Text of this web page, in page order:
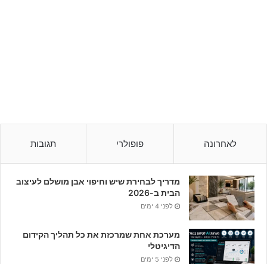
לאחרונה פופולרי תגובות
מדריך לבחירת שיש וחיפוי אבן מושלם לעיצוב
הבית ב-2026
לפני 4 ימים
מערכת אחת שמרכזת את כל תהליך הקידום
הדיגיטלי
לפני 5 ימים